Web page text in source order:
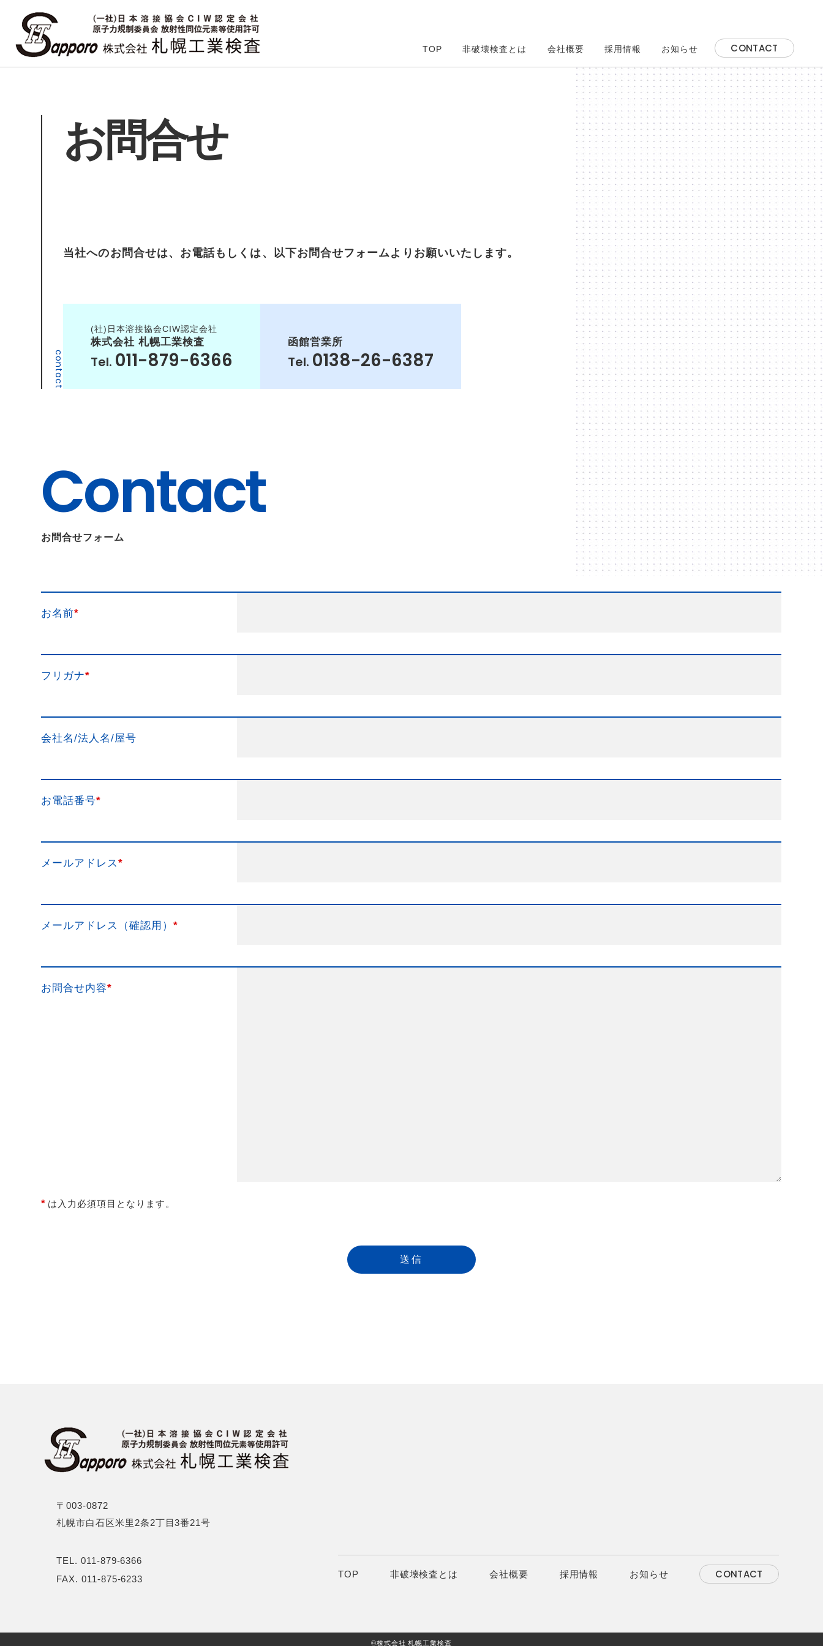
TOP 非破壊検査とは 会社概要 採用情報 お知らせ CONTACT
contact
お問合せ
当社へのお問合せは、お電話もしくは、以下お問合せフォームよりお願いいたします。
(社)日本溶接協会CIW認定会社
株式会社 札幌工業検査
Tel. 011-879-6366
函館営業所
Tel. 0138-26-6387
Contact
お問合せフォーム
お名前*
フリガナ*
会社名/法人名/屋号
お電話番号*
メールアドレス*
メールアドレス（確認用） *
お問合せ内容*
* は入力必須項目となります。
〒003-0872
札幌市白石区米里2条2丁目3番21号
TEL. 011-879-6366
FAX. 011-875-6233
TOP 非破壊検査とは 会社概要 採用情報 お知らせ CONTACT
©株式会社 札幌工業検査